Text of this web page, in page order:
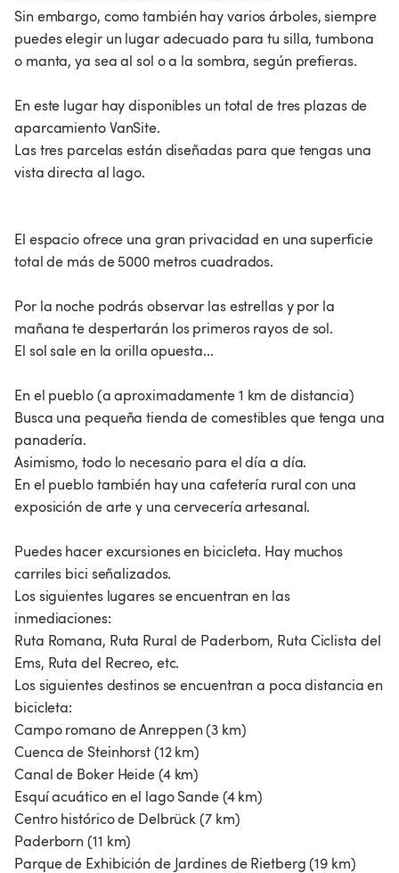
Sin embargo, como también hay varios árboles, siempre
puedes elegir un lugar adecuado para tu silla, tumbona
o manta, ya sea al sol o a la sombra, según prefieras.
En este lugar hay disponibles un total de tres plazas de
aparcamiento VanSite.
Las tres parcelas están diseñadas para que tengas una
vista directa al lago.
El espacio ofrece una gran privacidad en una superficie
total de más de 5000 metros cuadrados.
Por la noche podrás observar las estrellas y por la
mañana te despertarán los primeros rayos de sol.
El sol sale en la orilla opuesta...
En el pueblo (a aproximadamente 1 km de distancia)
Busca una pequeña tienda de comestibles que tenga una
panadería.
Asimismo, todo lo necesario para el día a día.
En el pueblo también hay una cafetería rural con una
exposición de arte y una cervecería artesanal.
Puedes hacer excursiones en bicicleta. Hay muchos
carriles bici señalizados.
Los siguientes lugares se encuentran en las
inmediaciones:
Ruta Romana, Ruta Rural de Paderborn, Ruta Ciclista del
Ems, Ruta del Recreo, etc.
Los siguientes destinos se encuentran a poca distancia en
bicicleta:
Campo romano de Anreppen (3 km)
Cuenca de Steinhorst (12 km)
Canal de Boker Heide (4 km)
Esquí acuático en el lago Sande (4 km)
Centro histórico de Delbrück (7 km)
Paderborn (11 km)
Parque de Exhibición de Jardines de Rietberg (19 km)